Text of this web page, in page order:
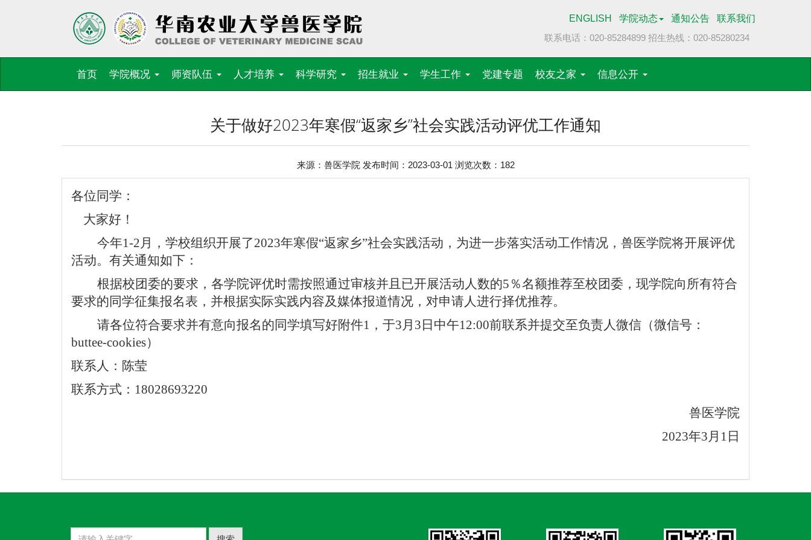
ENGLISH 学院动态 通知公告
联系我们
联系电话：020-85284899 招生热线：020-85280234
首页 学院概况 师资队伍 人才培养 科学研究 招生就业 学生工作 党建专题 校友之家 信息公开
关于做好2023年寒假“返家乡”社会实践活动评优工作通知
来源：兽医学院 发布时间：2023-03-01 浏览次数： 182
各位同学：
大家好！
今年1-2 月，学校组织开展了2023年寒假“返家乡”社会实践活动，为进一步落实活动工作情况，兽医学院将开展评优
活动。有关通知如下：
根据校团委的要求，各学院评优时需按照通过审核并且已开展活动人数的5 ％名额推荐至校团委，现学院向所有符合
要求的同学征集报名表，并根据实际实践内容及媒体报道情况，对申请人进行择优推荐。
请各位符合要求并有意向报名的同学填写好附件1 ，于3 月 3 日中午12:00前联系并提交至负责人微信（微信号：
buttee-cookies）
联系人：陈莹
联系方式： 18028693220
兽医学院
2023年3 月 1 日